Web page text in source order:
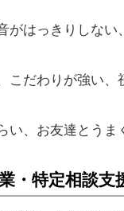
がはっきりしない
こだわりが強い、
い、お友達とうま
・特定相談支